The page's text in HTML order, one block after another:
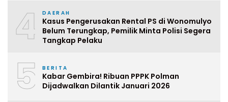
4 DAERAH
Kasus Pengerusakan Rental PS di Wonomulyo
Belum Terungkap, Pemilik Minta Polisi Segera
Tangkap Pelaku
5 BERITA
Kabar Gembira! Ribuan PPPK Polman
Dijadwalkan Dilantik Januari 2026